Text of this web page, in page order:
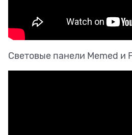
Световые панели Memed и